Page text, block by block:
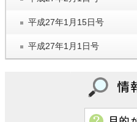
平成27年1月15日号
平成27年1月1日号